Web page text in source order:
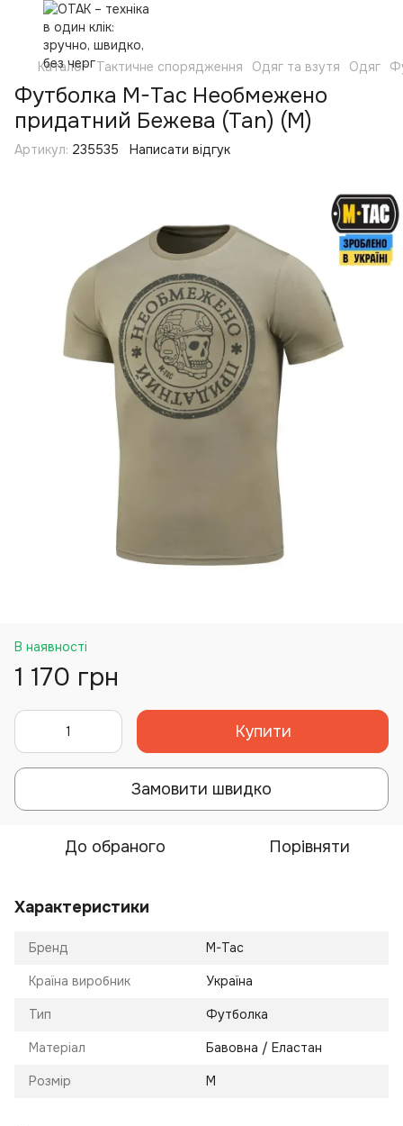
Каталог Тактичне спорядження Одяг та взутя Одяг
Футболка M-Tac Необмежено
придатний Бежева (Tan) (M)
Артикул: 235535 Написати відгук
В наявності
1 170 грн
Купити
Замовити швидко
До обраного Порівняти
Характеристики
Бренд M-Tac
Країна виробник Україна
Тип Футболка
Матеріал Бавовна / Еластан
Розмір M